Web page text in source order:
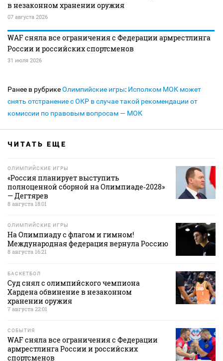
в незаконном хранении оружия
07 августа 2026
WAF сняла все ограничения с Федерации армрестлинга
России и российских спортсменов
31 июля 2026
Ранее в рубрикеОлимпийские игры: Исполком МОК может
снять отстранение с ОКР в случае такой рекомендации от
комиссии по правовым вопросам — МОК
ЧИТАТЬ ЕЩЕ
ОЛИМПИЙСКИЕ ИГРЫ
«Россия планирует выступить
полноценной сборной на Олимпиаде‑2028»
— Дегтярев
8 августа 18:01
ОЛИМПИЙСКИЕ ИГРЫ
На Олимпиаду с флагом и гимном!
Международная федерация вернула Россию
8 августа 16:21
БАСКЕТБОЛ
Суд снял с олимпийского чемпиона
Хардена обвинение в незаконном
хранении оружия
7 августа 22:01
СОБЫТИЯ
WAF сняла все ограничения с Федерации
армрестлинга России и российских
спортсменов